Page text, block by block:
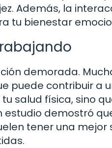
Además, la
tu bienestar
demorada.
puede contribuir a
salud física, sino
demostró
tener una mejor